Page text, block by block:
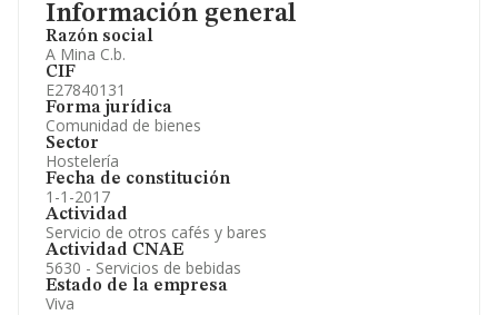
Información general
Razón social
A Mina C.b.
CIF
E27840131
Forma jurídica
Comunidad de bienes
Sector
Hostelería
Fecha de constitución
1-1-2017
Actividad
Servicio de otros cafés y bares
Actividad CNAE
5630 - Servicios de bebidas
Estado de la empresa
Viva